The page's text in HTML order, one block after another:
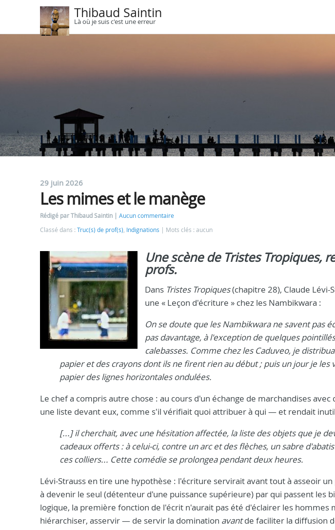
Thibaud Saintin
Là où je suis c'est une erreur
29 juin 2026
Les mimes et le manège
Rédigé par Thibaud Saintin
Aucun commentaire
Classé dans : Truc(s) de prof(s), Indignations Mots clés : aucun
Une scène de Tristes Tropiques,
profs.
Dans Tristes Tropiques(chapitre 28), Claude
une « Leçon d'écriture » chez les Nambikwara :
On se doute que les Nambikwara ne savent pas
pas davantage, à l'exception de quelques
calebasses. Comme chez les Caduveo, je
papier et des crayons dont ils ne firent rien au début ; puis un jour je les
papier des lignes horizontales ondulées.
Le chef a compris autre chose : au cours d'un échange de marchandises
une liste devant eux, comme s'il vérifiait quoi attribuer à qui — et rendait
[...] il cherchait, avec une hésitation affectée, la liste des objets que je
cadeaux offerts : à celui-ci, contre un arc et des flèches, un sabre
ces colliers... Cette comédie se prolongea pendant deux heures.
Lévi-Strauss en tire une hypothèse : l'écriture servirait avant tout à asseoir
à devenir le seul (détenteur d'une puissance supérieure) par qui passent les
logique, la première fonction de l'écrit n'aurait pas été d'éclairer les hommes
hiérarchiser, asservir — de servir la domination avantde faciliter la diffusion